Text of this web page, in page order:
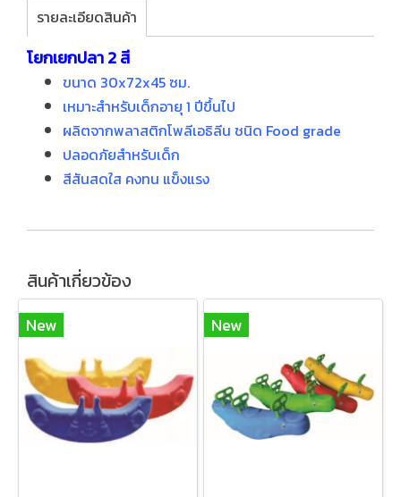
รายละเอียดสินค้า
โยกเยกปลา 2 สี
ขนาด 30x72x45 ซม.
เหมาะสำหรับเด็กอายุ 1 ปีขึ้นไป
ผลิตจากพลาสติกโพลีเอธิลีน ชนิด Food grade
ปลอดภัยสำหรับเด็ก
สีสันสดใส คงทน แข็งแรง
สินค้าเกี่ยวข้อง
New New